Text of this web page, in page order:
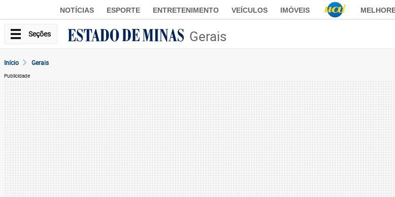
NOTÍCIAS ESPORTE ENTRETENIMENTO VEÍCULOS IMÓVEIS
Seções Gerais
Início Gerais
Publicidade